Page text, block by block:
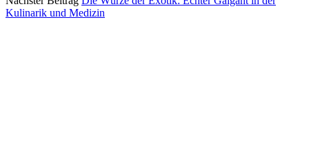
Kulinarik und Medizin